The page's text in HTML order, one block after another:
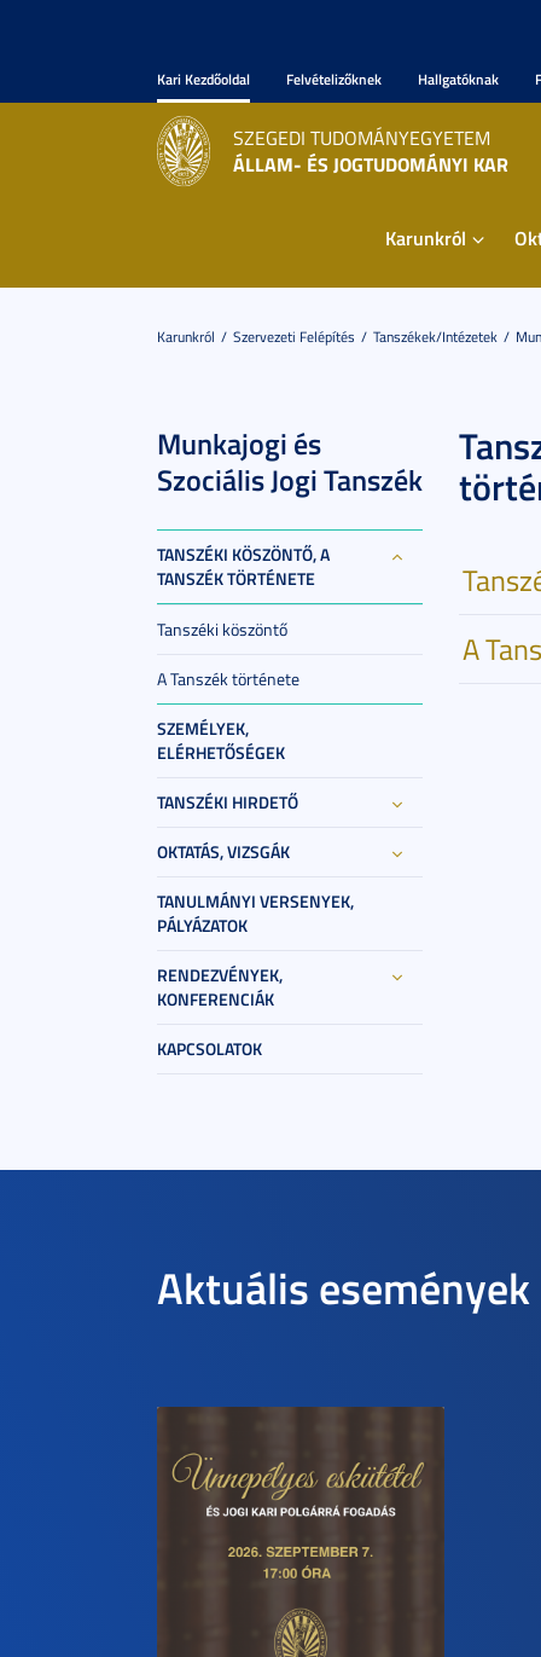
Kari Kezdőoldal Felvételizőknek Hallgatóknak
SZEGEDI TUDOMÁNYEGYETEM
ÁLLAM- ÉS JOGTUDOMÁNYI KAR
Karunkról
Karunkról Szervezeti Felépítés Tanszékek/Intézetek
Munkajogi és
Szociális Jogi Tanszék
TANSZÉKI KÖSZÖNTŐ, A
TANSZÉK TÖRTÉNETE
Tanszéki köszöntő
A Tanszék története
SZEMÉLYEK,
ELÉRHETŐSÉGEK
TANSZÉKI HIRDETŐ
OKTATÁS, VIZSGÁK
TANULMÁNYI VERSENYEK,
PÁLYÁZATOK
RENDEZVÉNYEK,
KONFERENCIÁK
KAPCSOLATOK
A
Aktuális események